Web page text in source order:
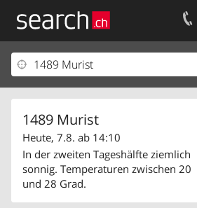
1489 Murist
Heute, 7.8. ab 14:10
In der zweiten Tageshälfte ziemlich
sonnig. Temperaturen zwischen 20
und 28 Grad.
Ihr Eintrag
Kundencenter Geschäftskunden